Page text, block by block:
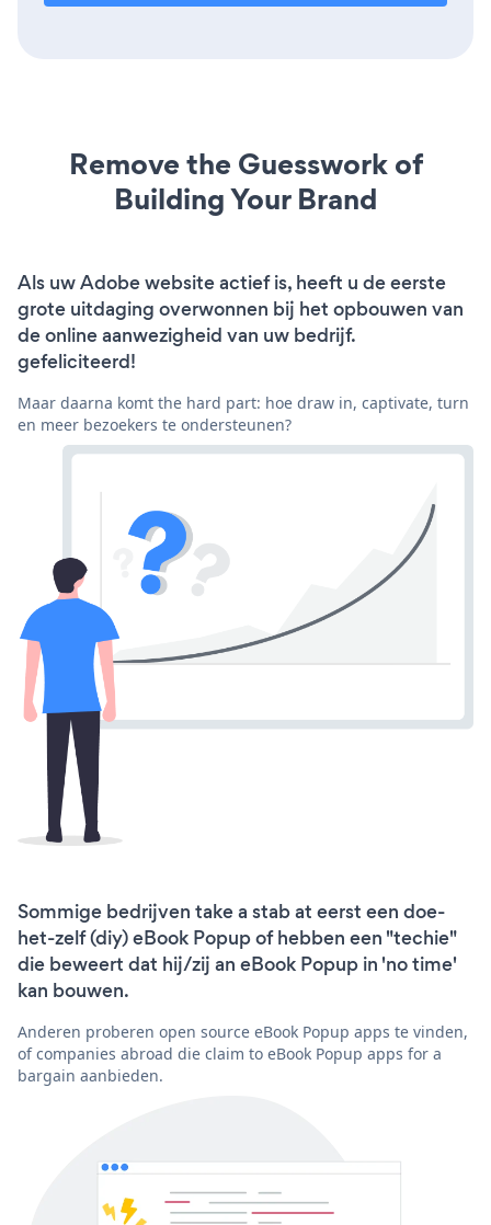
Remove the Guesswork of
Building Your Brand
Als uw Adobe website actief is, heeft u de eerste
grote uitdaging overwonnen bij het opbouwen van
de online aanwezigheid van uw bedrijf.
gefeliciteerd!
Maar daarna komt the hard part: hoe draw in, captivate, turn
en meer bezoekers te ondersteunen?
Sommige bedrijven take a stab at eerst een doe-
het-zelf (diy) eBook Popup of hebben een "techie"
die beweert dat hij/zij an eBook Popup in 'no time'
kan bouwen.
Anderen proberen open source eBook Popup apps te vinden,
of companies abroad die claim to eBook Popup apps for a
bargain aanbieden.